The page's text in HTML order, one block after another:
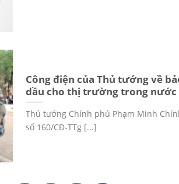
Công điện của Thủ tướng về
dầu cho thị trường trong nước
Thủ tướng Chính phủ Phạm Minh
số 160/CĐ-TTg [...]